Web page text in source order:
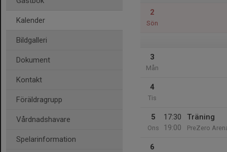
Kalender
Bildgalleri
Dokument
Kontakt
Föräldragrupp
Vårdnadshavare
Spelarinformation
2
Sön
3
Mån
4
Tis
5
Ons
17:30
19:00
Träning
PreZero
6